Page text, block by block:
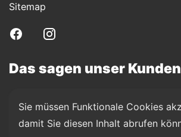
Sitemap
Das sagen unser Kunden
Sie müssen Funktionale Cookies
damit Sie diesen Inhalt abrufen